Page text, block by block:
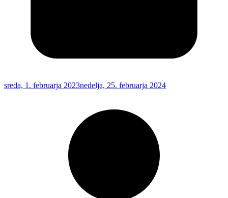
sreda, 1. februarja 2023nedelja, 25. februarja 2024